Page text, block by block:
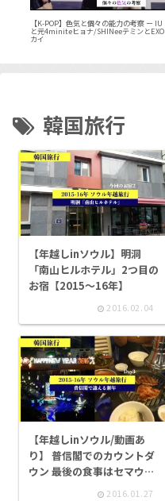
【K-POP】色気と個々の能力の考察 ー IU
と元4miniteヒョナ/SHINeeテミンとEXO
カイ
韓国旅行
【年越しinソウル】明洞
「南山ヒルホテル」2つ目の
お宿【2015～16年】
2016.02.04
【年越しinソウル/動画あ
り】 普信閣でのカウントダ
ウン 最後の食事はセマウル
食堂で【2015～16年】
2016.01.27